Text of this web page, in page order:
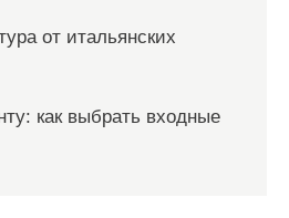
от итальянских
как выбрать входные